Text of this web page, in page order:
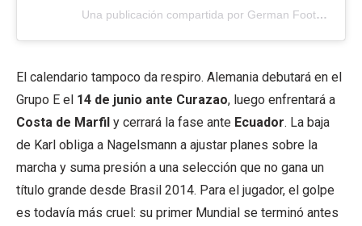
Una publicación compartida por German Football (@germanfootball_dfb)
El calendario tampoco da respiro. Alemania debutará en el
Grupo E el 14 de junio ante Curazao, luego enfrentará a
Costa de Marfil y cerrará la fase ante Ecuador. La baja
de Karl obliga a Nagelsmann a ajustar planes sobre la
marcha y suma presión a una selección que no gana un
título grande desde Brasil 2014. Para el jugador, el golpe
es todavía más cruel: su primer Mundial se terminó antes